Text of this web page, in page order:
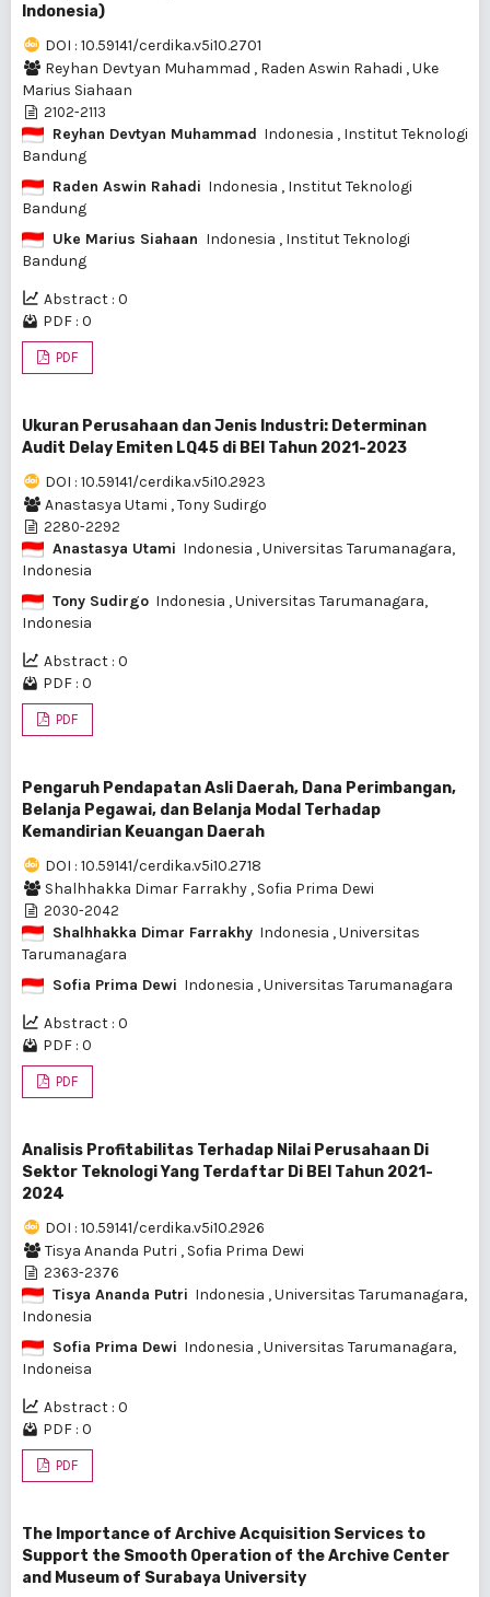
Indonesia)
DOI : 10.59141/cerdika.v5i10.2701
Reyhan Devtyan Muhammad , Raden Aswin Rahadi ,Uke
Marius Siahaan
2102-2113
Reyhan Devtyan Muhammad Indonesia , Institut Teknologi
Bandung
Raden Aswin Rahadi Indonesia , Institut Teknologi
Bandung
Uke Marius Siahaan Indonesia , Institut Teknologi
Bandung
Abstract : 0
PDF : 0
PDF
Ukuran Perusahaan dan Jenis Industri: Determinan
Audit Delay Emiten LQ45 di BEI Tahun 2021-2023
DOI : 10.59141/cerdika.v5i10.2923
Anastasya Utami ,Tony Sudirgo
2280-2292
Anastasya Utami Indonesia , Universitas Tarumanagara,
Indonesia
Tony Sudirgo Indonesia , Universitas Tarumanagara,
Indonesia
Abstract : 0
PDF : 0
PDF
Pengaruh Pendapatan Asli Daerah, Dana Perimbangan,
Belanja Pegawai, dan Belanja Modal Terhadap
Kemandirian Keuangan Daerah
DOI : 10.59141/cerdika.v5i10.2718
Shalhhakka Dimar Farrakhy , Sofia Prima Dewi
2030-2042
Shalhhakka Dimar Farrakhy Indonesia , Universitas
Tarumanagara
Sofia Prima Dewi Indonesia , Universitas Tarumanagara
Abstract : 0
PDF : 0
PDF
Analisis Profitabilitas Terhadap Nilai Perusahaan Di
Sektor Teknologi Yang Terdaftar Di BEI Tahun 2021-
2024
DOI : 10.59141/cerdika.v5i10.2926
Tisya Ananda Putri , Sofia Prima Dewi
2363-2376
Tisya Ananda Putri Indonesia , Universitas Tarumanagara,
Indonesia
Sofia Prima Dewi Indonesia , Universitas Tarumanagara,
Indoneisa
Abstract : 0
PDF : 0
PDF
The Importance of Archive Acquisition Services to
Support the Smooth Operation of the Archive Center
and Museum of Surabaya University